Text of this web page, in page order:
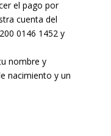
el pago por
cuenta del
0146 1452 y
nombre y
nacimiento y un